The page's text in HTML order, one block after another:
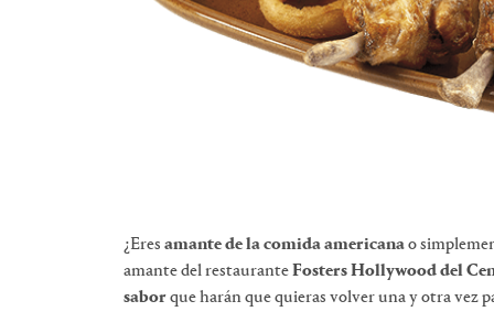
¿Eres amante de la comida americanao
amante del restauranteFosters Hollywood del
saborque harán que quieras volver una y otra vez